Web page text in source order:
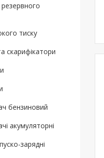
тиску
скарифікатори
бензиновий
акумуляторні
зарядні